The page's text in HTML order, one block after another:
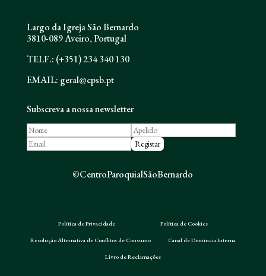
Largo da Igreja São Bernardo
3810-089 Aveiro, Portugal
TELF.: (+351) 234 340 130
EMAIL: geral@cpsb.pt
Subscreva a nossa newsletter
©CentroParoquialSãoBernardo
Política de Privacidade Política de Cookies
Resolução Alternativa de Conflitos de Consumo Canal de Denúncia Interna
Livro de Reclamações